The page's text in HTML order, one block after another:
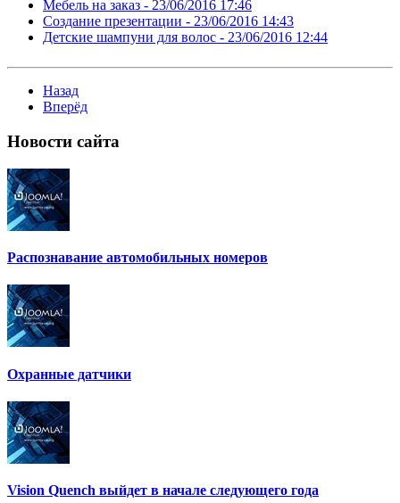
Мебель на заказ - 23/06/2016 17:46
Создание презентации - 23/06/2016 14:43
Детские шампуни для волос - 23/06/2016 12:44
Назад
Вперёд
Новости сайта
Распознавание автомобильных номеров
Охранные датчики
Vision Quench выйдет в начале следующего года